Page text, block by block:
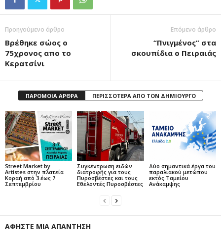
Προηγούμενο άρθρο
Βρέθηκε σώος ο
75χρονος απο το
Κερατσίνι
Επόμενο άρθρο
“Πνιγμένος” στα
σκουπίδια ο Πειραιάς
ΠΑΡΟΜΟΙΑ ΑΡΘΡΑ ΠΕΡΙΣΣΟΤΕΡΑ ΑΠΟ ΤΟΝ ΔΗΜΙΟΥΡΓΟ
Street Market by
Artistes στην πλατεία
Κοραή από 3 έως 7
Σεπτεμβρίου
Συγκέντρωση ειδών
διατροφής για τους
Πυροσβέστες και τους
Εθελοντές Πυροσβέστες
Δύο σημαντικά έργα του
παραλιακού μετώπου
εκτός Ταμείου
Ανάκαμψης
ΑΦΗΣΤΕ ΜΙΑ ΑΠΑΝΤΗΣΗ